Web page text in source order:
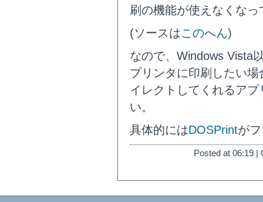
刷の機能が使えなくなっ
(ソースはこのへん)
なので、Windows Vista
プリンタに印刷したい
イレクトしてくれるア
い。
具体的にはDOSPrintが
Posted at 06:19 |